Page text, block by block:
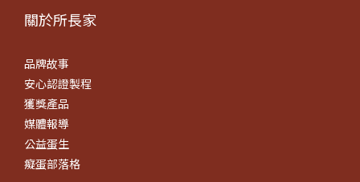
關於所長​家
品牌故事
安心認證製程
獲獎產品
媒體報導
公益蛋生
癡蛋部落格